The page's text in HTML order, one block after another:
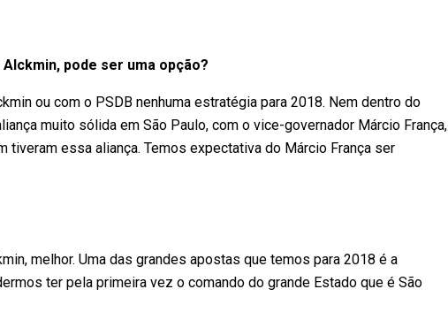
pode ser uma opção?
ou com o PSDB nenhuma estratégia para 2018. Nem dentro do
muito sólida em São Paulo, com o vice-governador Márcio França,
tiveram essa aliança. Temos expectativa do Márcio França ser
melhor. Uma das grandes apostas que temos para 2018 é a
ter pela primeira vez o comando do grande Estado que é São